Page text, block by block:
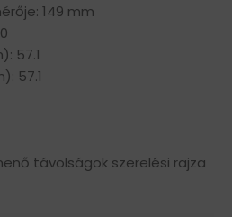
149 mm
57.1
57.1
távolságok szerelési rajza